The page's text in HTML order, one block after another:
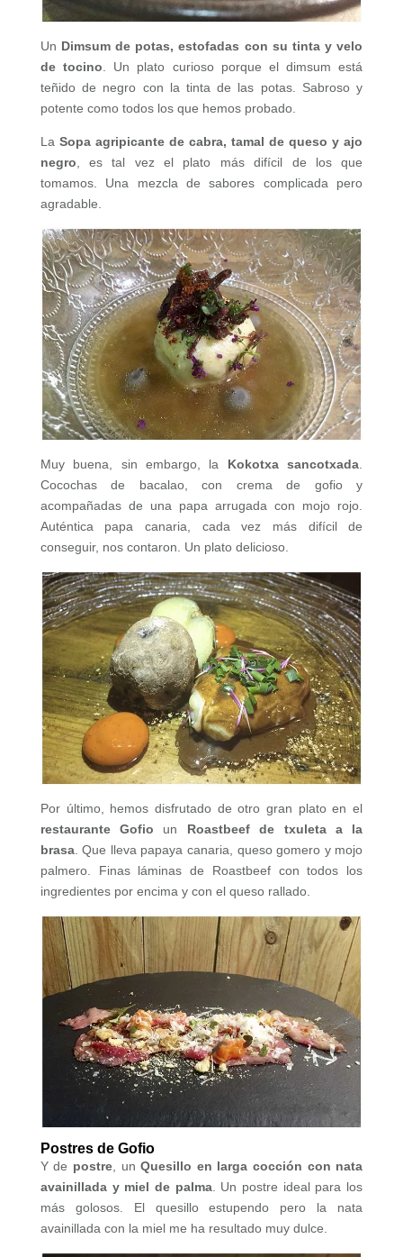
Un Dimsum de potas, estofadas con su tinta y velo
de tocino . Un plato curioso porque el dimsum está
teñido de negro con la tinta de las potas. Sabroso y
potente como todos los que hemos probado.
La Sopa agripicante de cabra, tamal de queso y ajo
negro , es tal vez el plato más difícil de los que
tomamos. Una mezcla de sabores complicada pero
agradable.
Muy buena, sin embargo, la Kokotxa sancotxada.
Cocochas de bacalao, con crema de gofio y
acompañadas de una papa arrugada con mojo rojo.
Auténtica papa canaria, cada vez más difícil de
conseguir, nos contaron. Un plato delicioso.
Por último, hemos disfrutado de otro gran plato en el
restaurante Gofio un Roastbeef de txuleta a la
brasa. Que lleva papaya canaria, queso gomero y mojo
palmero. Finas láminas de Roastbeef con todos los
ingredientes por encima y con el queso rallado.
Postres de Gofio
Y de postre, unQuesillo en larga cocción con nata
avainillada y miel de palma. Un postre ideal para los
más golosos. El quesillo estupendo pero la nata
avainillada con la miel me ha resultado muy dulce.